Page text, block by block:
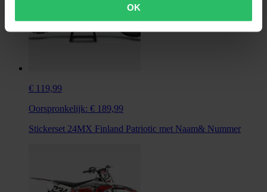
OK
€ 119,99
Oorspronkelijk: € 189,99
Stickerset 24MX Finland Patriotic met Naam& Nummer